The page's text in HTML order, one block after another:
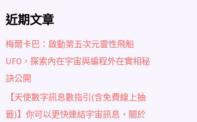
近期文章
梅爾卡巴：啟動第五次元靈性飛船
UFO，探索內在宇宙與編程外在實相秘
訣公開
【天使數字訊息數指引(含免費線上抽
籤)】你可以更快連結宇宙訊息，關於